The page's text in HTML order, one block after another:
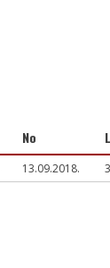
No
13.09.2018.